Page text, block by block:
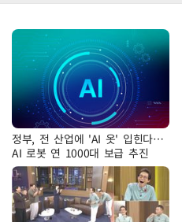
정부, 전 산업에 'AI 옷' 입힌다…
AI 로봇 연 1000대 보급 추진